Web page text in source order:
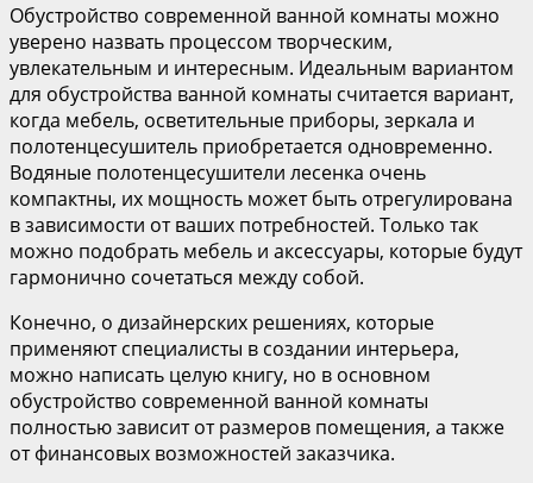
Обустройство современной ванной комнаты можно
уверено назвать процессом творческим,
увлекательным и интересным. Идеальным вариантом
для обустройства ванной комнаты считается вариант,
когда мебель, осветительные приборы, зеркала и
полотенцесушитель приобретается одновременно.
Водяные полотенцесушители лесенка очень
компактны, их мощность может быть отрегулирована
в зависимости от ваших потребностей. Только так
можно подобрать мебель и аксессуары, которые будут
гармонично сочетаться между собой.
Конечно, о дизайнерских решениях, которые
применяют специалисты в создании интерьера,
можно написать целую книгу, но в основном
обустройство современной ванной комнаты
полностью зависит от размеров помещения, а также
от финансовых возможностей заказчика.